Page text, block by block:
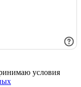
условия